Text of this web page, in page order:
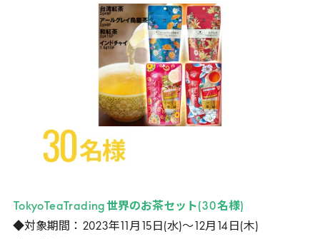
TokyoTeaTrading世界のお茶セット(30名様)
◆対象期間： 2023年 11月 15 日(水)～ 12月 14 日(木)